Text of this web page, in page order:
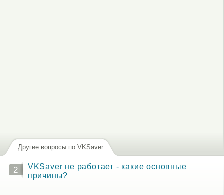
Другие вопросы по VKSaver
2
VKSaver не работает - какие основные
причины?